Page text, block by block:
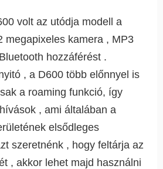
volt az utódja modell a
megapixeles kamera , MP3
hozzáférést .
, a D600 több előnnyel is
a roaming funkció, így
, ami általában a
elsődleges
szeretnénk , hogy feltárja az
, akkor lehet majd használni